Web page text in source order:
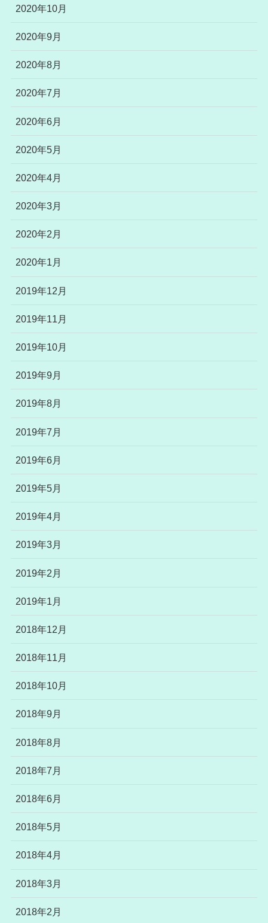
2020年10月
2020年9月
2020年8月
2020年7月
2020年6月
2020年5月
2020年4月
2020年3月
2020年2月
2020年1月
2019年12月
2019年11月
2019年10月
2019年9月
2019年8月
2019年7月
2019年6月
2019年5月
2019年4月
2019年3月
2019年2月
2019年1月
2018年12月
2018年11月
2018年10月
2018年9月
2018年8月
2018年7月
2018年6月
2018年5月
2018年4月
2018年3月
2018年2月